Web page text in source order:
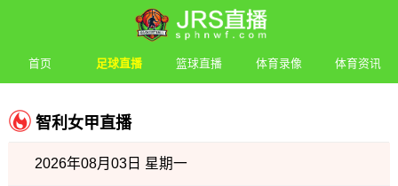
首页 足球直播 篮球直播 体育录像 体育资讯
智利女甲直播
2026年08月03日 星期一